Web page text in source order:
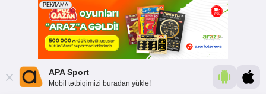
APA Sport
Mobil tətbiqimizi buradan yüklə!